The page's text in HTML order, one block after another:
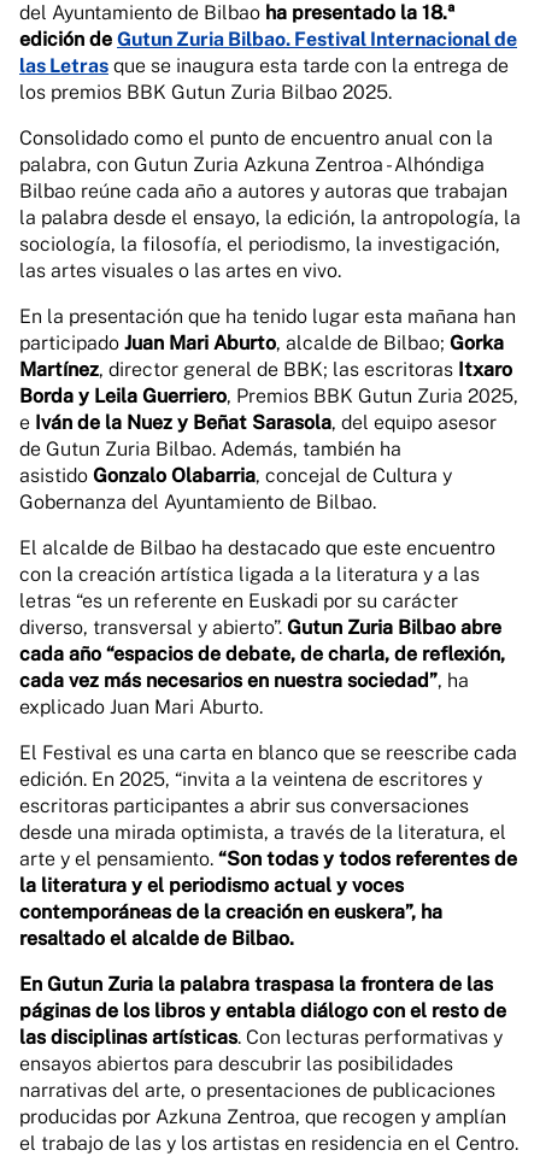
del Ayuntamiento de Bilbao ha presentado la 18.ª
edición de Gutun Zuria Bilbao. Festival Internacional de
las Letras que se inaugura esta tarde con la entrega de
los premios BBK Gutun Zuria Bilbao 2025.
Consolidado como el punto de encuentro anual con la
palabra, con Gutun Zuria Azkuna Zentroa - Alhóndiga
Bilbao reúne cada año a autores y autoras que trabajan
la palabra desde el ensayo, la edición, la antropología, la
sociología, la filosofía, el periodismo, la investigación,
las artes visuales o las artes en vivo.
En la presentación que ha tenido lugar esta mañana han
participado Juan Mari Aburto, alcalde de Bilbao; Gorka
Martínez, director general de BBK; las escritoras Itxaro
Borda y Leila Guerriero, Premios BBK Gutun Zuria 2025,
e Iván de la Nuez y Beñat Sarasola, del equipo asesor
de Gutun Zuria Bilbao. Además, también ha
asistido Gonzalo Olabarria, concejal de Cultura y
Gobernanza del Ayuntamiento de Bilbao.
El alcalde de Bilbao ha destacado que este encuentro
con la creación artística ligada a la literatura y a las
letras “es un referente en Euskadi por su carácter
diverso, transversal y abierto”. Gutun Zuria Bilbao abre
cada año “espacios de debate, de charla, de reflexión,
cada vez más necesarios en nuestra sociedad”, ha
explicado Juan Mari Aburto.
El Festival es una carta en blanco que se reescribe cada
edición. En 2025, “invita a la veintena de escritores y
escritoras participantes a abrir sus conversaciones
desde una mirada optimista, a través de la literatura, el
arte y el pensamiento. “Son todas y todos referentes de
la literatura y el periodismo actual y voces
contemporáneas de la creación en euskera”, ha
resaltado el alcalde de Bilbao.
En Gutun Zuria la palabra traspasa la frontera de las
páginas de los libros y entabla diálogo con el resto de
las disciplinas artísticas. Con lecturas performativas y
ensayos abiertos para descubrir las posibilidades
narrativas del arte, o presentaciones de publicaciones
producidas por Azkuna Zentroa, que recogen y amplían
el trabajo de las y los artistas en residencia en el Centro.